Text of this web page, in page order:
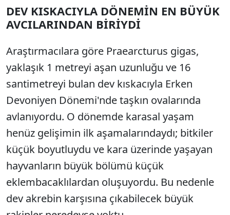
DEV KISKACIYLA DÖNEMİN EN BÜYÜK
AVCILARINDAN BİRİYDİ
Araştırmacılara göre Praearcturus gigas,
yaklaşık 1 metreyi aşan uzunluğu ve 16
santimetreyi bulan dev kıskacıyla Erken
Devoniyen Dönemi'nde taşkın ovalarında
avlanıyordu. O dönemde karasal yaşam
henüz gelişimin ilk aşamalarındaydı; bitkiler
küçük boyutluydu ve kara üzerinde yaşayan
hayvanların büyük bölümü küçük
eklembacaklılardan oluşuyordu. Bu nedenle
dev akrebin karşısına çıkabilecek büyük